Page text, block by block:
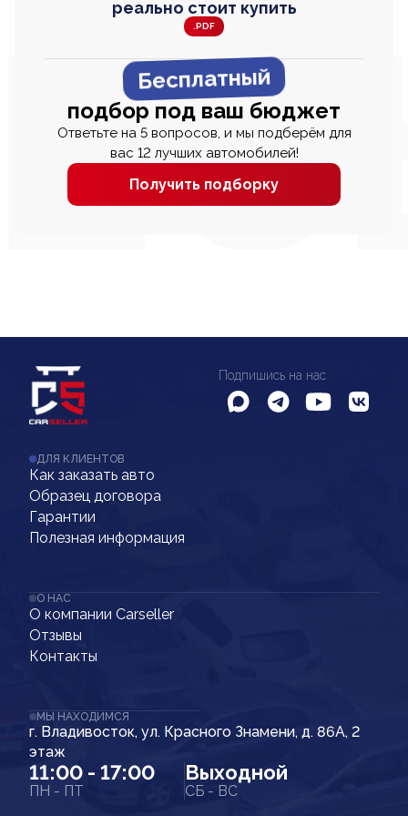
реально стоит купить
.PDF
Бесплатный
подбор под ваш бюджет
Ответьте на 5 вопросов, и мы подберём для
вас 12 лучших автомобилей!
Получить подборку
Подпишись на нас
ДЛЯ КЛИЕНТОВ
Как заказать авто
Образец договора
Гарантии
Полезная информация
О НАС
О компании Carseller
Отзывы
Контакты
МЫ НАХОДИМСЯ
г. Владивосток, ул. Красного Знамени, д. 86А, 2
этаж
11:00 - 17:00
ПН - ПТ
Выходной
СБ - ВС